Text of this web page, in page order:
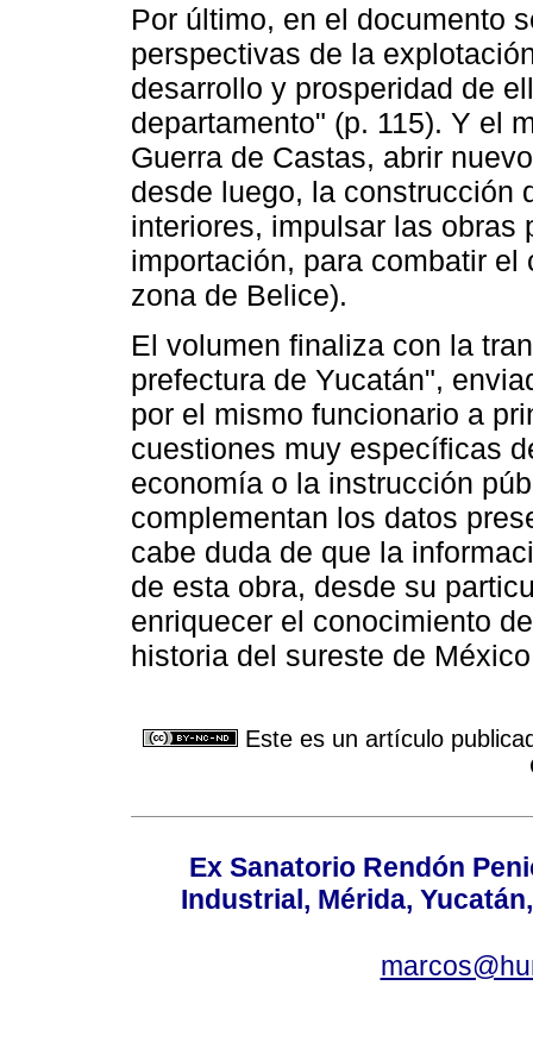
Por último, en el documento
perspectivas de la
desarrollo y prosperidad de
departamento" (p. 115). Y el
Guerra de Castas, abrir
desde luego, la construcción
interiores, impulsar las obras
importación, para combatir
zona de Belice).
El volumen finaliza con la
prefectura de Yucatán",
por el mismo funcionario a
cuestiones muy específicas
economía o la instrucción
complementan los datos
cabe duda de que la
de esta obra, desde su
enriquecer el conocimiento
historia del sureste de
Este es un artículo
Ex Sanatorio Rendón
Industrial, Mérida,